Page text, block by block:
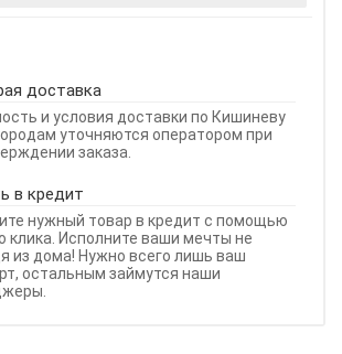
доставка
и условия доставки по Кишиневу
уточняются оператором при
заказа.
в кредит
нужный товар в кредит с помощью
клика. Исполните ваши мечты не
из дома! Нужно всего лишь ваш
остальным займутся наши